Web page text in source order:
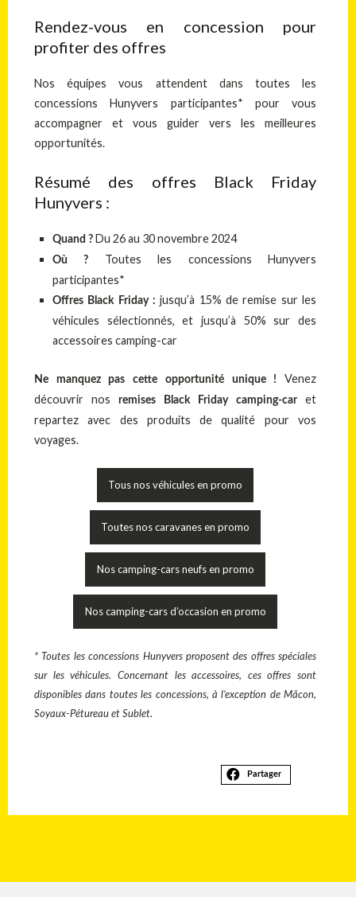
Rendez-vous en concession pour
profiter des offres
Nos équipes vous attendent dans toutes les
concessions Hunyvers participantes* pour vous
accompagner et vous guider vers les meilleures
opportunités.
Résumé des offres Black Friday
Hunyvers :
Quand ? Du 26 au 30 novembre 2024
Où ? Toutes les concessions Hunyvers
participantes*
Offres Black Friday : jusqu’à 15% de remise sur les
véhicules sélectionnés, et jusqu’à 50% sur des
accessoires camping-car
Ne manquez pas cette opportunité unique !
Venez
découvrir nos remises Black Friday camping-caret
repartez avec des produits de qualité pour vos
voyages.
Tous nos véhicules en promo
Toutes nos caravanes en promo
Nos camping-cars neufs en promo
Nos camping-cars d’occasion en promo
* Toutes les concessions Hunyvers proposent des offres spéciales
sur les véhicules. Concernant les accessoires, ces offres sont
disponibles dans toutes les concessions, à l’exception de Mâcon,
Soyaux-Pétureau et Sublet.
Partager